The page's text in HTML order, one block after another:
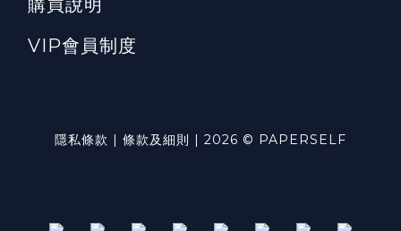
購買說明
VIP會員制度
隱私條款 | 條款及細則 | 2026 © PAPERSELF